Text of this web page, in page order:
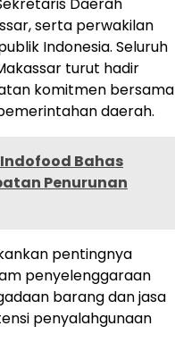
serta perwakilan
Indonesia. Seluruh
turut hadir
komitmen bersama
daerah.
Indofood Bahas
Penurunan
pentingnya
penyelenggaraan
barang dan jasa
penyalahgunaan